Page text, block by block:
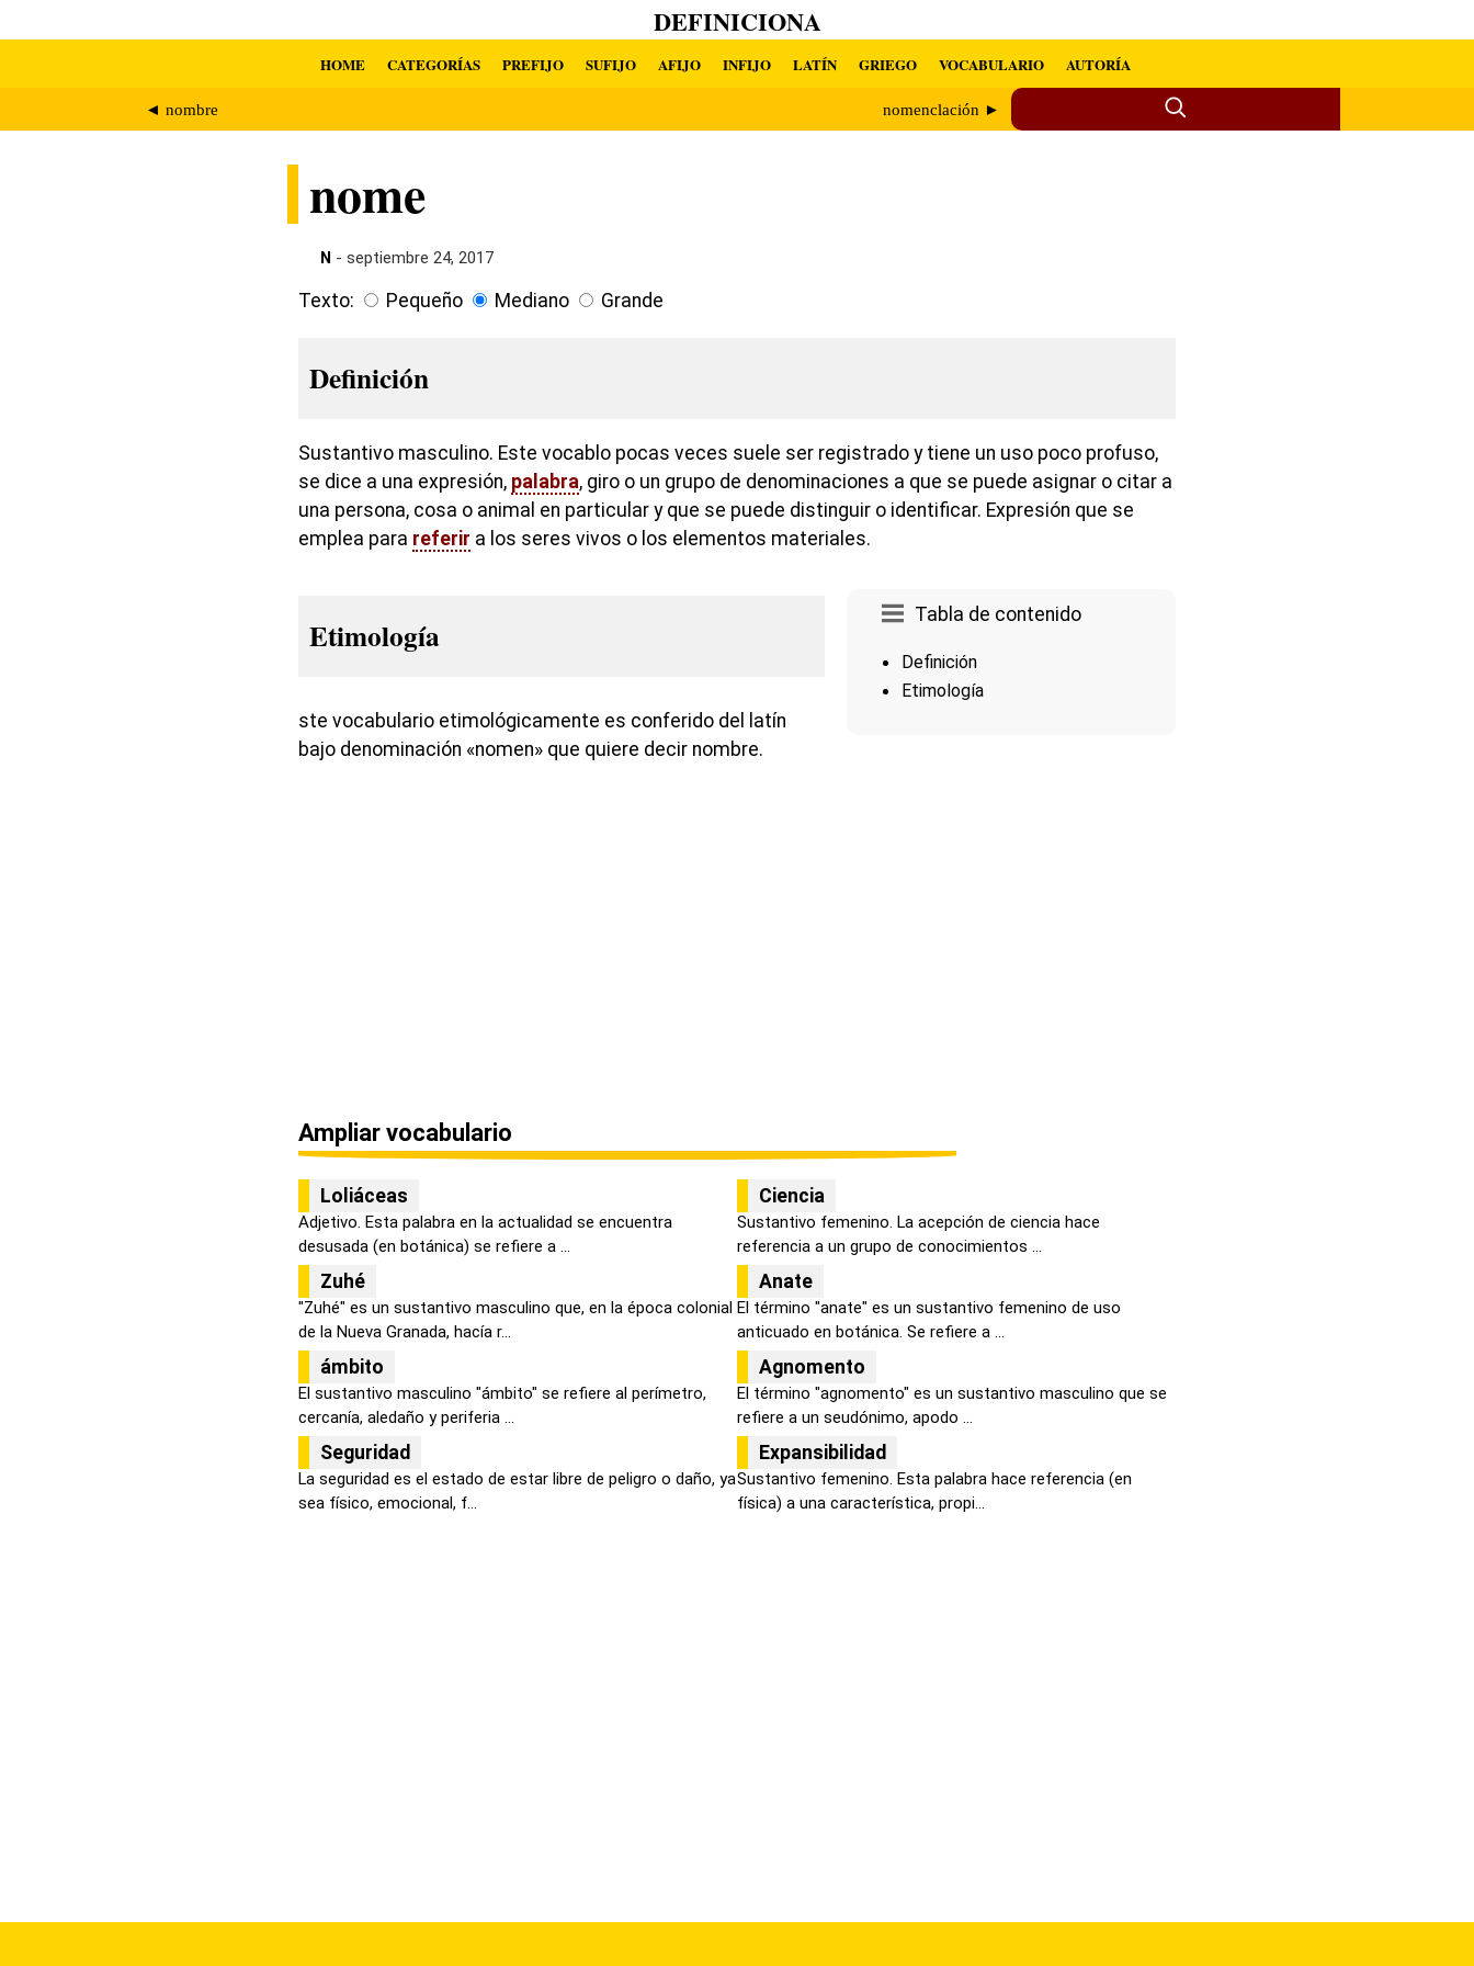
DEFINICIONA
HOME CATEGORÍAS PREFIJO SUFIJO AFIJO INFIJO LATÍN GRIEGO VOCABULARIO AUTORÍA
◄ nombre nomenclación ►
nome
N - septiembre 24, 2017
Texto: Pequeño Mediano Grande
Definición
Sustantivo masculino. Este vocablo pocas veces suele ser registrado y tiene un uso poco profuso,
se dice a una expresión, palabra, giro o un grupo de denominaciones a que se puede asignar o citar a
una persona, cosa o animal en particular y que se puede distinguir o identificar. Expresión que se
emplea para referir a los seres vivos o los elementos materiales.
Tabla de contenido
Definición
Etimología
Etimología
ste vocabulario etimológicamente es conferido del latín
bajo denominación «nomen» que quiere decir nombre.
Ampliar vocabulario
Loliáceas
Adjetivo. Esta palabra en la actualidad se encuentra
desusada (en botánica) se refiere a ...
Ciencia
Sustantivo femenino. La acepción de ciencia hace
referencia a un grupo de conocimientos ...
Zuhé
"Zuhé" es un sustantivo masculino que, en la época colonial
de la Nueva Granada, hacía r...
Anate
El término "anate" es un sustantivo femenino de uso
anticuado en botánica. Se refiere a ...
ámbito
El sustantivo masculino "ámbito" se refiere al perímetro,
cercanía, aledaño y periferia ...
Agnomento
El término "agnomento" es un sustantivo masculino que se
refiere a un seudónimo, apodo ...
Seguridad
La seguridad es el estado de estar libre de peligro o daño, ya
sea físico, emocional, f...
Expansibilidad
Sustantivo femenino. Esta palabra hace referencia (en
física) a una característica, propi...